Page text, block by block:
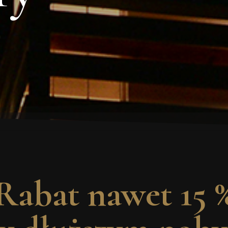
nawet 15